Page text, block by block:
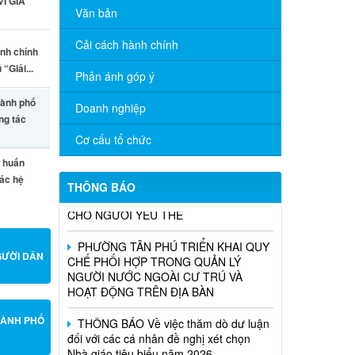
chính
phố
tác
huấn
hệ
DÂN
PHỐ
Văn bản
Cải cách hành chính
Phản ánh góp ý
Doanh nghiệp
Cơ cấu tổ chức
THÔNG BÁO
TÂN PHÚ TRIỂN KHAI MÔ HÌNH DỊCH
VỤ CÔNG LƯU ĐỘNG: HỖ TRỢ TẬN
NHÀ THỰC HIỆN THỦ TỤC ỦY QUYỀN
CHO NGƯỜI YẾU THẾ
PHƯỜNG TÂN PHÚ TRIỂN KHAI QUY
CHẾ PHỐI HỢP TRONG QUẢN LÝ
NGƯỜI NƯỚC NGOÀI CƯ TRÚ VÀ
HOẠT ĐỘNG TRÊN ĐỊA BÀN
THÔNG BÁO Về việc thăm dò dư luận
đối với các cá nhân đề nghị xét chọn
Nhà giáo tiêu biểu năm 2026